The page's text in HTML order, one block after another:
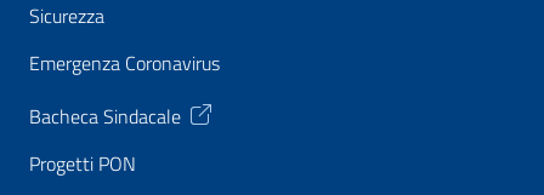
Sicurezza
Emergenza Coronavirus
Bacheca Sindacale
Progetti PON